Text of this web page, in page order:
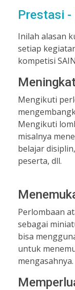
Prestasi -
Inilah alasan
setiap
kompetisi
Mengikuti
Mengikuti
misalnya
belajar
peserta, dll.
Perlombaan
sebagai
bisa
untuk
mengasahnya.